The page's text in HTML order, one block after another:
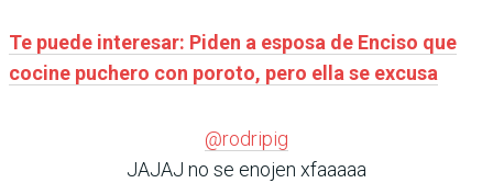
Te puede interesar: Piden a esposa de Enciso que
cocine puchero con poroto, pero ella se excusa
@rodripig
JAJAJ no se enojen xfaaaaa